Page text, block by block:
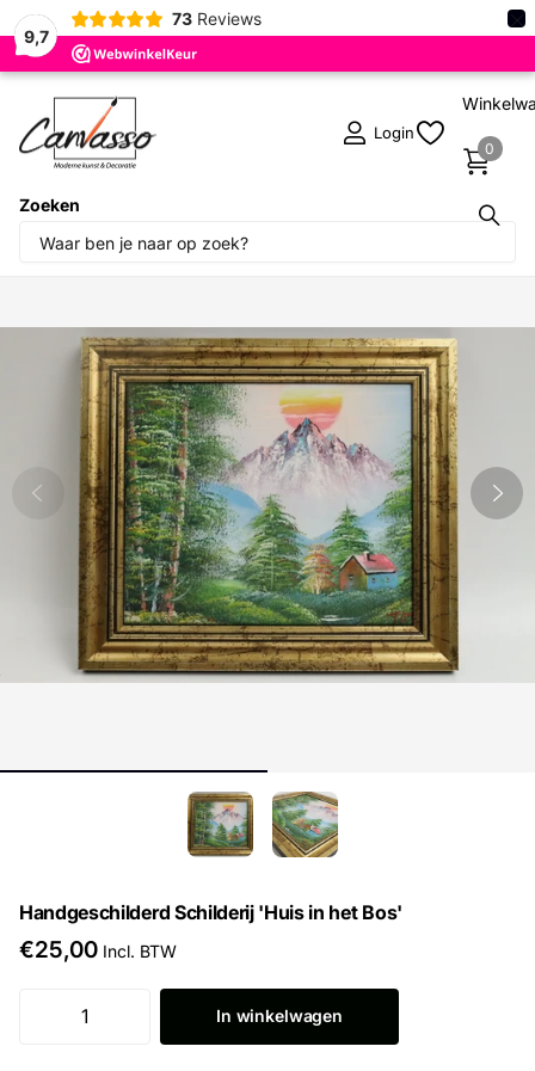
9,7
73 Reviews ×
Zoeken
Login
0
Deel dit product
Handgeschilderd Schilderij 'Huis in het Bos'
€25,00 Incl. BTW
In winkelwagen